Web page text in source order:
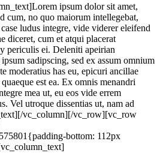
ipsum dolor sit amet,
cum, no quo maiorum intellegebat,
ludus integre, vide viderer eleifend
diceret, cum et atqui placerat
periculis ei. Deleniti apeirian
sadipscing, sed ex assum omnium
moderatius has eu, epicuri ancillae
est ea. Ex omnis menandri
mea ut, eu eos vide errem
Vel utroque dissentias ut, nam ad
vc_column][/vc_row][vc_row
bottom: 112px